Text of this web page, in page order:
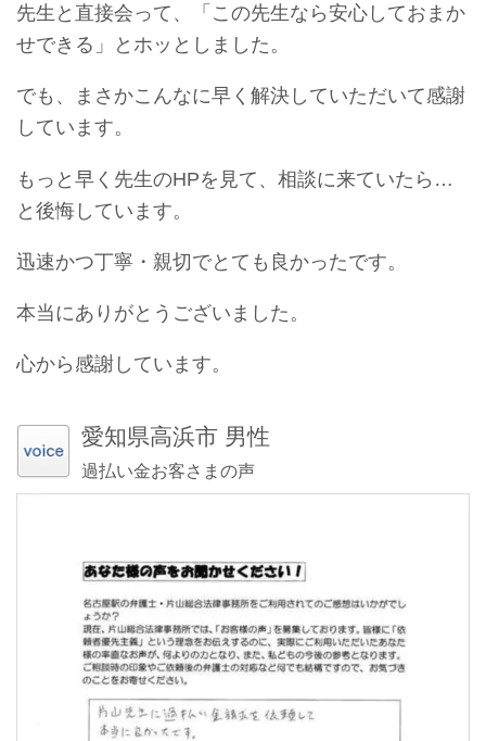
先生と直接会って、「この先生なら安心しておまか
せできる」とホッとしました。
でも、まさかこんなに早く解決していただいて感謝
しています。
もっと早く先生のHPを見て、相談に来ていたら…
と後悔しています。
迅速かつ丁寧・親切でとても良かったです。
本当にありがとうございました。
心から感謝しています。
愛知県高浜市 男性
過払い金お客さまの声